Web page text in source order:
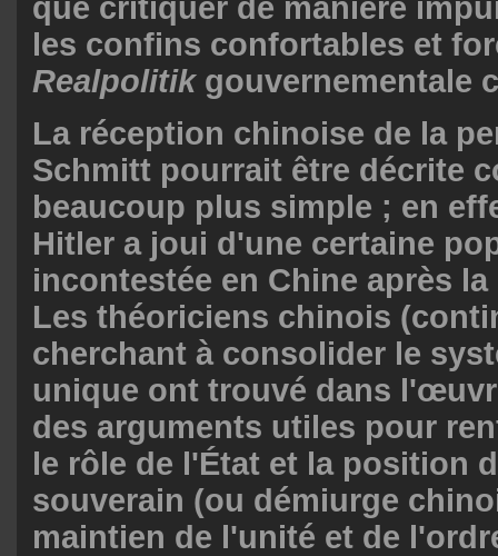
que critiquer de manière
les confins confortables et
Realpolitikgouvernementale
La réception chinoise de la
Schmitt pourrait être décrite
beaucoup plus simple ; en
Hitler a joui d'une certaine
incontestée en Chine après
Les théoriciens chinois
cherchant à consolider le
unique ont trouvé dans
des arguments utiles pour
le rôle de l'État et la position
souverain (ou démiurge
maintien de l'unité et de